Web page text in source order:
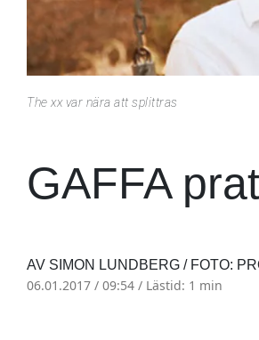
The xx var nära att splittras
GAFFA
AV SIMON LUNDBERG / FOTO:
06.01.2017 / 09:54 / Lästid: 1 min